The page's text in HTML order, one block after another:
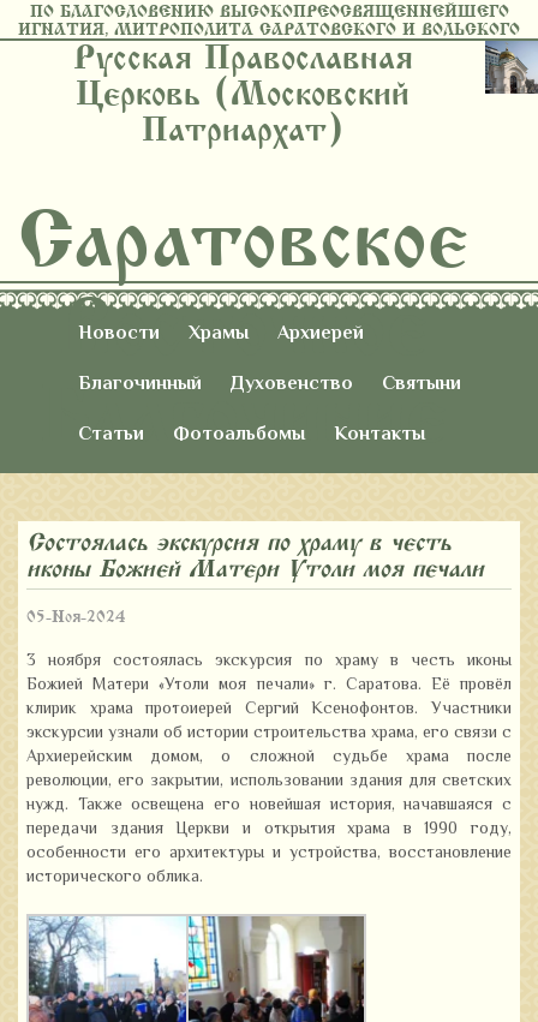
ПО БЛАГОСЛОВЕНИЮ ВЫСОКОПРЕОСВЯЩЕННЕЙШЕГО
ИГНАТИЯ, МИТРОПОЛИТА САРАТОВСКОГО И ВОЛЬСКОГО
Русская Православная
Церковь (Московский
Патриархат)
Саратовское
Восточное
Благочиние
Новости Храмы
Архиерей
Благочинный
Духовенство
Святыни
Статьи
Фотоальбомы Контакты
Состоялась экскурсия по храму в честь
иконы Божией Матери «Утоли моя печали»
05-Ноя-2024
3 ноября состоялась экскурсия по храму в честь иконы
Божией Матери «Утоли моя печали» г. Саратова. Её провёл
клирик храма протоиерей Сергий Ксенофонтов. Участники
экскурсии узнали об истории строительства храма, его связи с
Архиерейским домом, о сложной судьбе храма после
революции, его закрытии, использовании здания для светских
нужд. Также освещена его новейшая история, начавшаяся с
передачи здания Церкви и открытия храма в 1990 году,
особенности его архитектуры и устройства, восстановление
исторического облика.